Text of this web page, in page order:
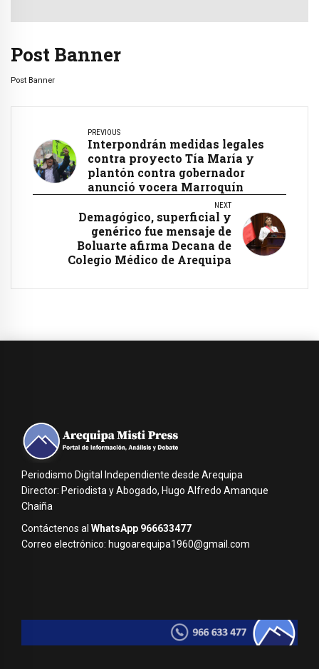
Post Banner
Post Banner
PREVIOUS
Interpondrán medidas legales
contra proyecto Tía María y
plantón contra gobernador
anunció vocera Marroquín
NEXT
Demagógico, superficial y
genérico fue mensaje de
Boluarte afirma Decana de
Colegio Médico de Arequipa
Periodismo Digital Independiente desde Arequipa
Director: Periodista y Abogado, Hugo Alfredo Amanque
Chaiña
Contáctenos al WhatsApp 966633477
Correo electrónico: hugoarequipa1960@gmail.com